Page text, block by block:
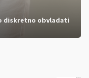
diskretno obvladati